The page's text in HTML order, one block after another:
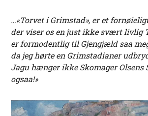
…«Torvet i Grimstad», er et
der viser os en just ikke svært livlig
er formodentlig til Gjengjæld saa
da jeg hørte en Grimstadianer
Jagu hænger ikke Skomager Olsens
ogsaa!»